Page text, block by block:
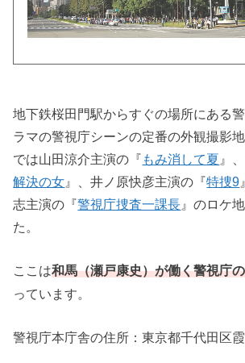
地下鉄桜田門駅からすぐの場所にある
ラマの警視庁シーンの定番の外観撮影
では山田涼介主演の『 もみ消して夏 』
解決の女 』、井ノ原快彦主演の『特捜9
志主演の『警視庁捜査一課長 』のロケ
た。
ここは和馬（瀬戸康史）が働く警視庁
っています。
警視庁本庁舎の住所：東京都千代田区